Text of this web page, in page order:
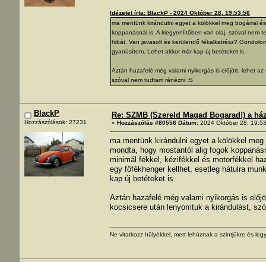
Idézetet írta: BlackP - 2024 Október 28, 19:53:56
ma mentünk kirándulni egyet a kölökkel meg bogárral
koppanásnál is. A kiegyenlítőben van olaj, szóval nem
hibát. Van javasolt és kerülendő fékalkatrész?
gyanúsítom. Lehet akkor már kap új betéteket is.
Aztán hazafelé még valami nyikorgás is előjött, lehet
szóval nem tudtam ránézni :S
BlackP
Hozzászólások: 27231
Re: SZMB (Szereld Magad Bogarad!) a
« Hozzászólás #80556 Dátum: 2024 Október 28,
ma mentünk kirándulni egyet a kölökkel
mondta, hogy mostantól alig fogok
minimál fékkel, kézifékkel és motorfékkel
egy főfékhenger kellhet, esetleg hátulra
kap új betéteket is.
Aztán hazafelé még valami nyikorgás is
kocsicsere után lenyomtuk a kirándulást,
Ne vitatkozz hülyékkel, mert lehúznak a szintjükre és